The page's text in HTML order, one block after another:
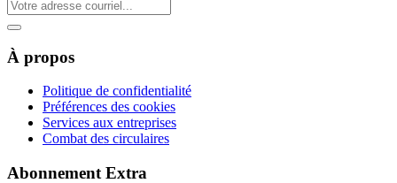
À propos
Politique de confidentialité
Préférences des cookies
Services aux entreprises
Combat des circulaires
Abonnement Extra